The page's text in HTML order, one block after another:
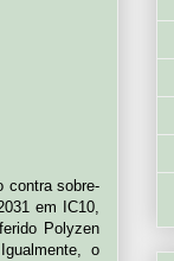
contra sobre-
em IC10,
Polyzen
o